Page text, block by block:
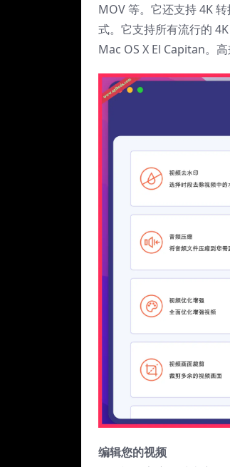
MOV 等。它还支持 4K
式。它支持所有流行的
Mac OS X El Capitan。
编辑您的视频